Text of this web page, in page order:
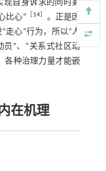
现自身诉求的同时兼
比心”
14
。正是因
心”行为，所以“人
员”、“关系式社区动
各种治理力量才能嵌
在机理